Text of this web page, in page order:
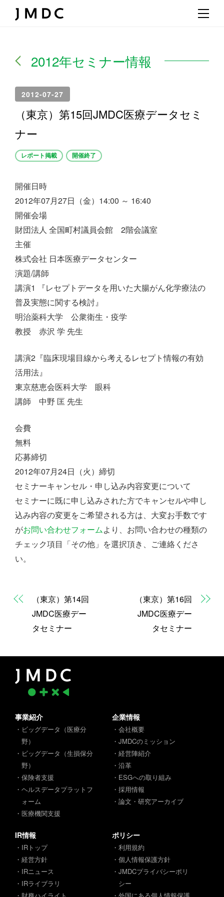
2012年セミナー情報
2012-07-27
（東京）第15回JMDC医療データセミ
ナー
レポート掲載 開催終了
開催日時
2012年07月27日（金）14:00 ～ 16:40
開催会場
財団法人 全国町村議員会館 2階会議室
主催
株式会社 日本医療データセンター
演題/講師
講演1 『レセプトデータを用いた大腸がん化学療法の
普及実態に関する検討』
明治薬科大学 公衆衛生・疫学
教授 赤沢 学 先生
講演2『臨床現場目線から考えるレセプト情報の有効
活用法』
東京慈恵会医科大学 眼科
講師 中野 匡 先生
会費
無料
応募締切
2012年07月24日（火）締切
セミナーキャンセル・申し込み内容変更について
セミナーに既に申し込みされた方でキャンセルや申し
込み内容の変更をご希望される方は、大変お手数です
がお問い合わせフォームより、お問い合わせの種類の
チェック項目「その他」を選択頂き、ご連絡くださ
い。
（東京）第14回
JMDC医療デー
タセミナー
（東京）第16回
JMDC医療デー
タセミナー
事業紹介
・ビッグデータ（医療分
野）
・ビッグデータ（生損保分
野）
・保険者支援
・ヘルスデータプラットフ
ォーム
・医療機関支援
企業情報
・会社概要
・JMDCのミッション
・経営陣紹介
・沿革
・ESGへの取り組み
・採用情報
・論文・研究アーカイブ
IR情報
・IRトップ
・経営方針
・IRニュース
・IRライブラリ
ポリシー
・利用規約
・個人情報保護方針
・JMDCプライバシーポリ
シー